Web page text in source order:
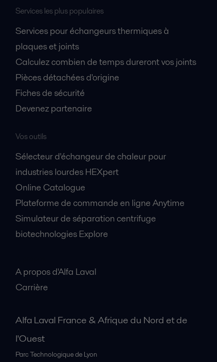
Services les plus populaires
Services pour échangeurs thermiques à
plaques et joints
Calculez combien de temps dureront vos joints
Pièces détachées d'origine
Fiches de sécurité
Devenez partenaire
Vos outils
Sélecteur d'échangeur de chaleur pour
industries lourdes HEXpert
Online Catalogue
Plateforme de commande en ligne Anytime
Simulateur de séparation centrifuge
biotechnologies Explore
A propos d'Alfa Laval
Carrière
Alfa Laval France & Afrique du Nord et de
l'Ouest
Parc Technologique de Lyon